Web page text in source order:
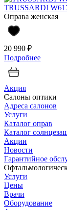
TRUSSARDI
Оправа женская
20 990 ₽
Подробнее
Акция
Салоны оптики
Адреса салонов
Услуги
Каталог оправ
Каталог
Акции
Новости
Гарантийное
Услуги
Цены
Врачи
Оборудование